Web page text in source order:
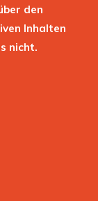
den
Inhalten
nicht.